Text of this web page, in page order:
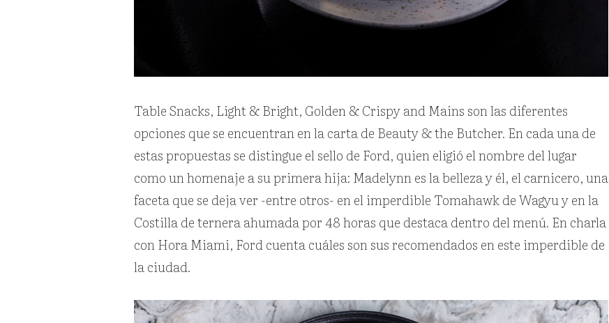
Table Snacks, Light & Bright, Golden & Crispy and Mains son las diferentes
opciones que se encuentran en la carta de Beauty & the Butcher. En cada una de
estas propuestas se distingue el sello de Ford, quien eligió el nombre del lugar
como un homenaje a su primera hija: Madelynn es la belleza y él, el carnicero, una
faceta que se deja ver -entre otros- en el imperdible Tomahawk de Wagyu y en la
Costilla de ternera ahumada por 48 horas que destaca dentro del menú. En charla
con Hora Miami, Ford cuenta cuáles son sus recomendados en este imperdible de
la ciudad.